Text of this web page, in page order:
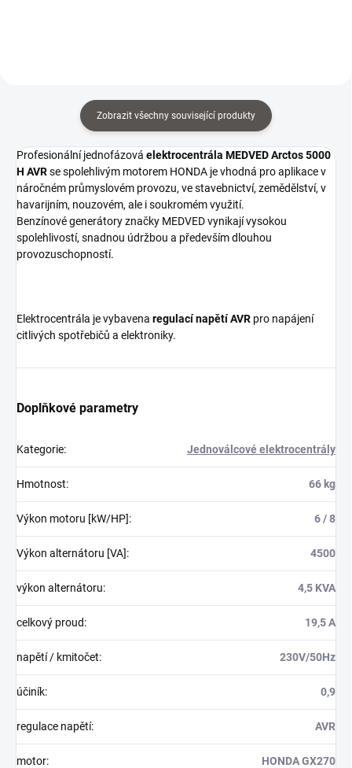
Zobrazit všechny související produkty
Profesionální jednofázová elektrocentrála MEDVED Arctos 5000
H AVRse spolehlivým motorem HONDA je vhodná pro aplikace v
náročném průmyslovém provozu, ve stavebnictví, zemědělství, v
havarijním, nouzovém, ale i soukromém využití.
Benzínové generátory značky MEDVED vynikají vysokou
spolehlivostí, snadnou údržbou a především dlouhou
provozuschopností.
Elektrocentrála je vybavena regulací napětí AVR pro napájení
citlivých spotřebičů a elektroniky.
Doplňkové parametry
Kategorie: Jednoválcové elektrocentrály
Hmotnost: 66 kg
Výkon motoru [kW/HP]: 6 / 8
Výkon alternátoru [VA]: 4500
výkon alternátoru: 4,5 KVA
celkový proud: 19,5 A
napětí / kmitočet: 230V/50Hz
účiník: 0,9
regulace napětí: AVR
motor: HONDA GX270